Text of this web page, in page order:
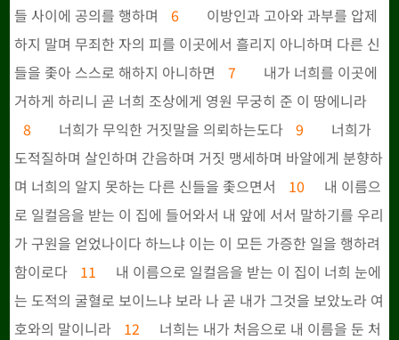
들 사이에 공의를 행하며
6
이방인과 고아와 과부를 압제
하지 말며 무죄한 자의 피를 이곳에서 흘리지 아니하며 다른 신
들을 좇아 스스로 해하지 아니하면
7
내가 너희를 이곳에
거하게 하리니 곧 너희 조상에게 영원 무궁히 준 이 땅에니라
8
너희가 무익한 거짓말을 의뢰하는도다 9
너희가
도적질하며 살인하며 간음하며 거짓 맹세하며 바알에게 분향하
며 너희의 알지 못하는 다른 신들을 좇으면서
10
내 이름으
로 일컬음을 받는 이 집에 들어와서 내 앞에 서서 말하기를 우리
가 구원을 얻었나이다 하느냐 이는 이 모든 가증한 일을 행하려
함이로다
11
내 이름으로 일컬음을 받는 이 집이 너희 눈에
는 도적의 굴혈로 보이느냐 보라 나 곧 내가 그것을 보았노라 여
호와의 말이니라
12
너희는 내가 처음으로 내 이름을 둔 처